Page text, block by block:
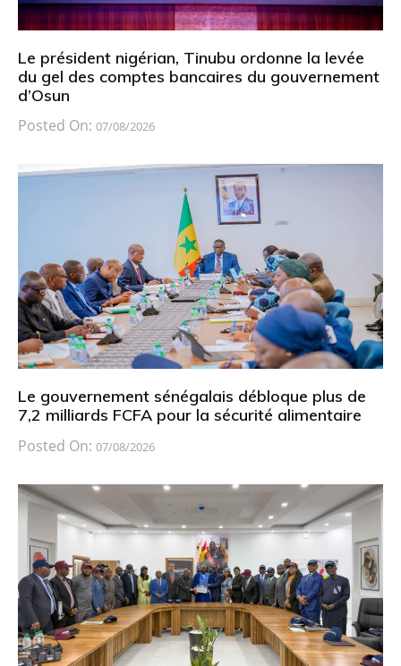
Le président nigérian, Tinubu ordonne la levée
du gel des comptes bancaires du gouvernement
d’Osun
Posted On: 07/08/2026
Le gouvernement sénégalais débloque plus de
7,2 milliards FCFA pour la sécurité alimentaire
Posted On: 07/08/2026